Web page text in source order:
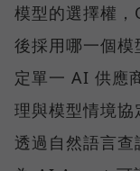
模型的選擇權
後採用哪一個
定單一 AI 供應
理與模型情境
透過自然語言